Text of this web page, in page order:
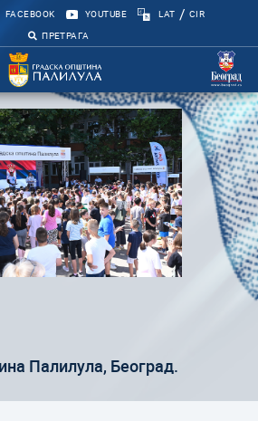
FACEBOOK YOUTUBE LAT / CIR
ПРЕТРАГА
Палилула, Београд.